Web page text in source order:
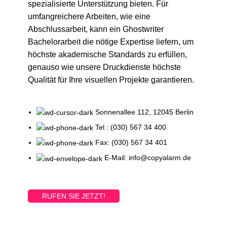
spezialisierte Unterstützung bieten. Für
umfangreichere Arbeiten, wie eine
Abschlussarbeit, kann ein Ghostwriter
Bachelorarbeitdie nötige Expertise liefern, um
höchste akademische Standards zu erfüllen,
genauso wie unsere Druckdienste höchste
Qualität für Ihre visuellen Projekte garantieren.
Sonnenallee 112, 12045 Berlin
Tel.: (030) 567 34 400
Fax: (030) 567 34 401
E-Mail: info@copyalarm.de
RUFEN SIE JETZT!